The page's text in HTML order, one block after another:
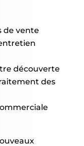
de vente
découverte
des